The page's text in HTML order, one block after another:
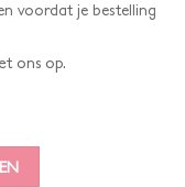
voordat je bestelling
ons op.